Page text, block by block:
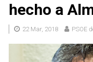
hecho a
22 Mar, 2018 PSOE